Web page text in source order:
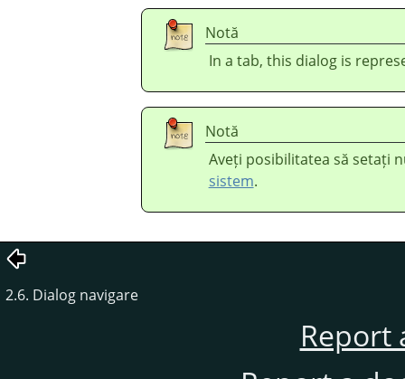
Notă
In a tab, this dialog is
Notă
Aveți posibilitatea să setați
sistem.
2.6. Dialog navigare
Report